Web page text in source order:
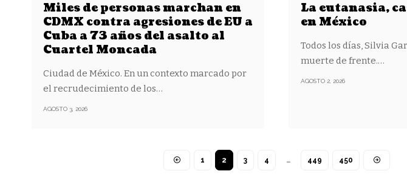
Miles de personas marchan en
CDMX contra agresiones de EU a
Cuba a 73 años del asalto al
Cuartel Moncada
Ciudad de México. En un contexto marcado por
el recrudecimiento de los…
AGOSTO 3, 2026
La eutanasia,
en México
Todos los días, Silvia
muerte de frente.…
AGOSTO 2, 2026
1 2 3 4 … 449 450